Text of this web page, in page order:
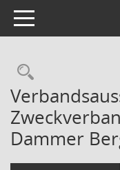
Toggle navigation
Dammer